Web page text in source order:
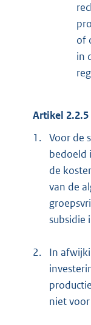
of
in
Artikel
1. Voor de
bedoeld
de
van de
subsidie
2.
In
niet